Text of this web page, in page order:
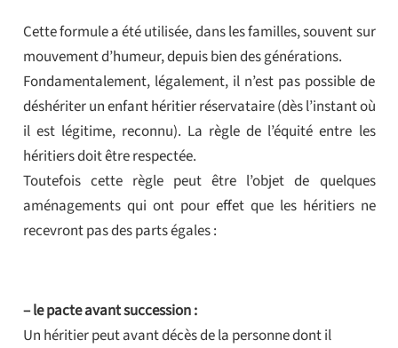
Cette formule a été utilisée, dans les familles, souvent sur
mouvement d’humeur, depuis bien des générations.
Fondamentalement, légalement, il n’est pas possible de
déshériter un enfant héritier réservataire (dès l’instant où
il est légitime, reconnu). La règle de l’équité entre les
héritiers doit être respectée.
Toutefois cette règle peut être l’objet de quelques
aménagements qui ont pour effet que les héritiers ne
recevront pas des parts égales :
– le pacte avant succession :
Un héritier peut avant décès de la personne dont il